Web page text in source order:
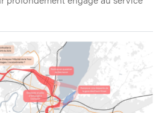
entreprise devenue une
profondément engagé au service